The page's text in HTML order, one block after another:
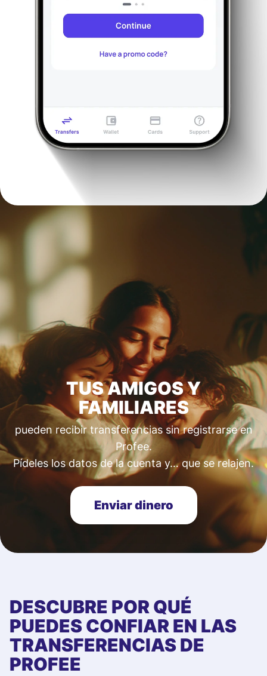
TUS AMIGOS Y
FAMILIARES
pueden recibir transferencias sin registrarse en
Profee.
Pídeles los datos de la cuenta y… que se relajen.
Enviar dinero
DESCUBRE POR QUÉ
PUEDES CONFIAR EN LAS
TRANSFERENCIAS DE
PROFEE